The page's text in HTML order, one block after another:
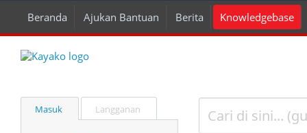
Beranda Ajukan Bantuan Berita Knowledgebase
Masuk Langganan